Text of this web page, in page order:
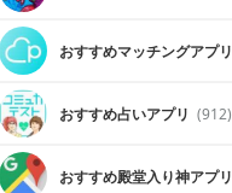
おすすめマッチングアプリ
おすすめ占いアプリ (912)
おすすめ殿堂入り神アプリ